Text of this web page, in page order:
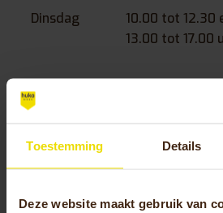
Toestemming Details
Deze website maakt gebruik van
Dinsdag
10.00 tot 12.30
13.00 tot 17.00
Donderdag
10.00 tot 12.30